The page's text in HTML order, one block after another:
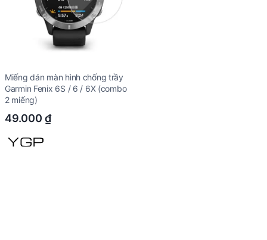
Miếng dán màn hình chống trầy
Garmin Fenix 6S / 6 / 6X (combo
2 miếng)
49.000 ₫